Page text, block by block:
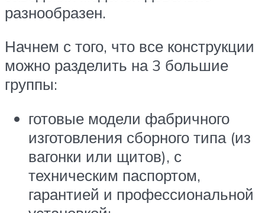
разнообразен.
Начнем с того, что все конструкции
можно разделить на 3 большие
группы:
готовые модели фабричного
изготовления сборного типа (из
вагонки или щитов), с
техническим паспортом,
гарантией и профессиональной